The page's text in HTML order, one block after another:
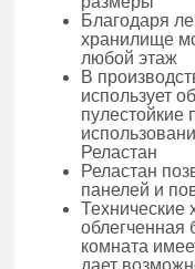
Благодаря
хранилище
любой этаж
В
использует
пулестойкие
Реластан
Реластан
панелей и
Технические
облегченная
комната